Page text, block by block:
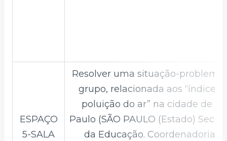
ESPAÇO
5-SALA
Resolver uma situação-problema
grupo, relacionada aos “índices
poluição do ar” na cidade de
Paulo (SÃO PAULO (Estado)
da Educação. Coordenadoria